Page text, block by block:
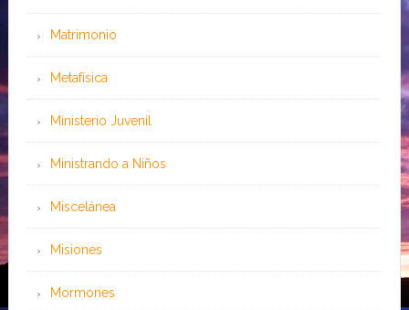
Matrimonio
Metafísica
Ministerio Juvenil
Ministrando a Niños
Miscelánea
Misiones
Mormones